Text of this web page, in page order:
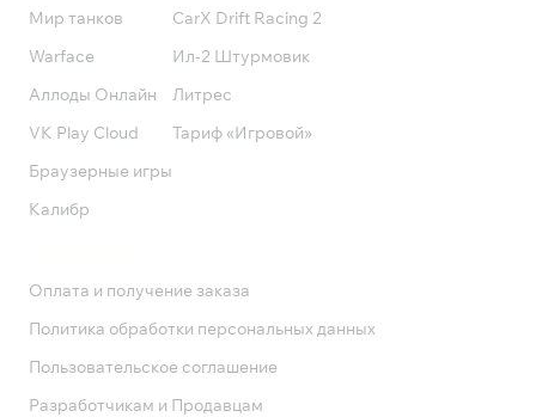
Мир танков
Warface
Аллоды Онлайн
VK Play Cloud
Браузерные игры
Калибр
CarX Drift Racing 2
Ил-2 Штурмовик
Литрес
Тариф «Игровой»
Оплата и получение заказа
Политика обработки персональных данных
Пользовательское соглашение
Разработчикам и Продавцам